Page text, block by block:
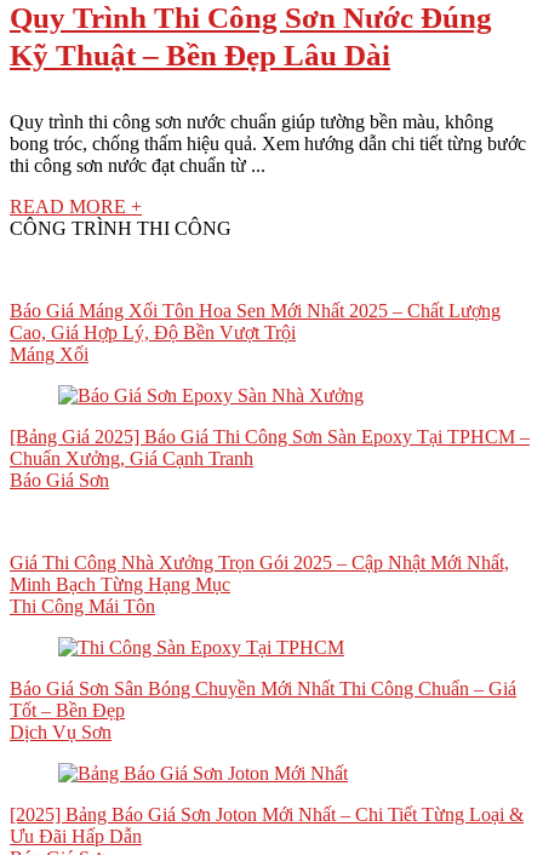
Quy Trình Thi Công Sơn Nước Đúng
Kỹ Thuật – Bền Đẹp Lâu Dài
Quy trình thi công sơn nước chuẩn giúp tường bền màu, không
bong tróc, chống thấm hiệu quả. Xem hướng dẫn chi tiết từng bước
thi công sơn nước đạt chuẩn từ ...
READ MORE +
CÔNG TRÌNH THI CÔNG
Báo Giá Máng Xối Tôn Hoa Sen Mới Nhất 2025 – Chất Lượng
Cao, Giá Hợp Lý, Độ Bền Vượt Trội
Máng Xối
[Bảng Giá 2025] Báo Giá Thi Công Sơn Sàn Epoxy Tại TPHCM –
Chuẩn Xưởng, Giá Cạnh Tranh
Báo Giá Sơn
Giá Thi Công Nhà Xưởng Trọn Gói 2025 – Cập Nhật Mới Nhất,
Minh Bạch Từng Hạng Mục
Thi Công Mái Tôn
Báo Giá Sơn Sân Bóng Chuyền Mới Nhất Thi Công Chuẩn – Giá
Tốt – Bền Đẹp
Dịch Vụ Sơn
[2025] Bảng Báo Giá Sơn Joton Mới Nhất – Chi Tiết Từng Loại &
Ưu Đãi Hấp Dẫn